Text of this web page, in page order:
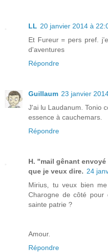
LL 20 janvier 2014 à
Et Fureur = pers pref.
d'aventures
Répondre
Guillaum 23 janvier
J'ai lu Laudanum. Tonio
essence à cauchemars.
Répondre
H. "mail gênant
que je veux dire. 24
Mirius, tu veux bien
Charogne de côté
sainte patrie ?
Amour.
Répondre